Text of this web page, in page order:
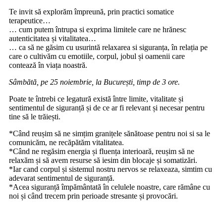
Te invit să explorăm împreună, prin practici somatice
terapeutice…
… cum putem întrupa si exprima limitele care ne hrănesc
autenticitatea și vitalitatea…
… ca să ne găsim cu usurintă relaxarea si siguranța, în relația pe
care o cultivăm cu emotiile, corpul, jobul și oamenii care
contează în viața noastră.
Sâmbătă, pe 25 noiembrie, la București, timp de 3 ore.
Poate te întrebi ce legatură există între limite, vitalitate și
sentimentul de siguranță și de ce ar fi relevant și necesar pentru
tine să le trăiești.
*Când reușim să ne simțim granițele sănătoase pentru noi si sa le
comunicăm, ne recăpătăm vitalitatea.
*Când ne regăsim energia și fluența interioară, reușim să ne
relaxăm și să avem resurse să iesim din blocaje și somatizări.
*Iar cand corpul și sistemul nostru nervos se relaxeaza, simtim cu
adevarat sentimentul de siguranță.
*Acea siguranță împământată în celulele noastre, care rămâne cu
noi și când trecem prin perioade stresante și provocări.